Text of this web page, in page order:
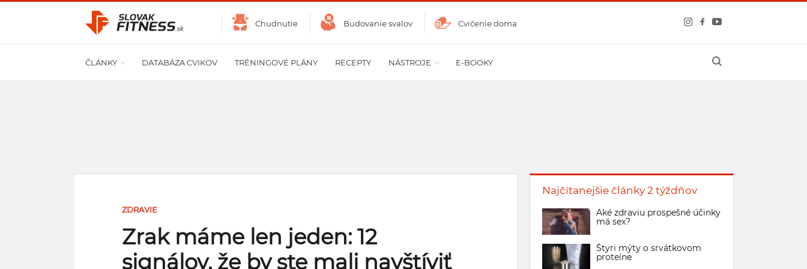
Chudnutie Budovanie svalov Cvičenie doma
ČLÁNKY DATABÁZA CVIKOV TRÉNINGOVÉ PLÁNY RECEPTY NÁSTROJE E-BOOKY
ZDRAVIE
Zrak máme len jeden: 12
signálov, že by ste mali navštíviť
Najčítanejšie články 2 týždňov
Aké zdraviu prospešné účinky
má sex?
Štyri mýty o srvátkovom
proteíne